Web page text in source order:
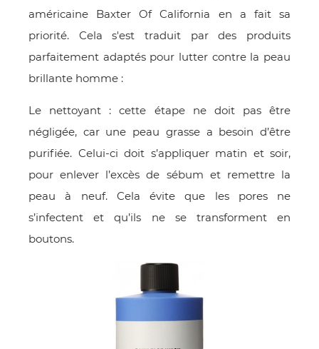
américaine Baxter Of California en a fait sa
priorité. Cela s'est traduit par des produits
parfaitement adaptés pour lutter contre la peau
brillante homme :
Le nettoyant : cette étape ne doit pas être
négligée, car une peau grasse a besoin d’être
purifiée. Celui-ci doit s’appliquer matin et soir,
pour enlever l’excès de sébum et remettre la
peau à neuf. Cela évite que les pores ne
s’infectent et qu’ils ne se transforment en
boutons.